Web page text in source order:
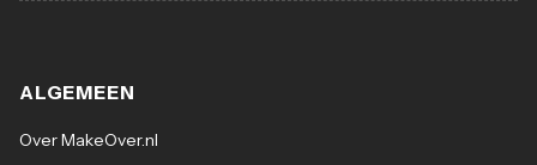
ALGEMEEN
Over MakeOver.nl